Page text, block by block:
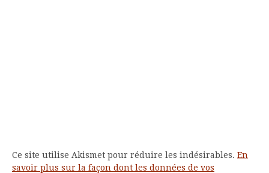
Ce site utilise Akismet pour réduire les indésirables. En
savoir plus sur la façon dont les données de vos